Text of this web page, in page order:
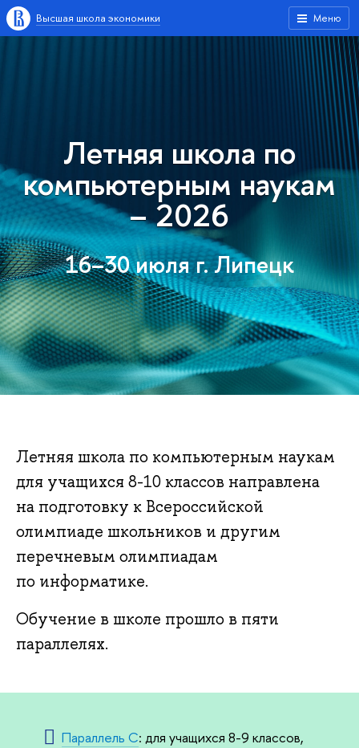
Меню
Высшая школа экономики
Летняя школа по
компьютерным наукам
– 2026
16–30 июля г. Липецк
Летняя школа по компьютерным наукам
для учащихся 8-10 классов направлена
на подготовку к Всероссийской
олимпиаде школьников и другим
перечневым олимпиадам
по информатике.
Обучение в школе прошло в пяти
параллелях.
Параллель C: для учащихся 8-9 классов,